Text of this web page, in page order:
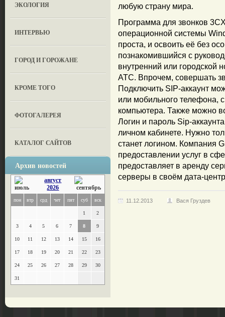
ЭКОЛОГИЯ
ИНТЕРВЬЮ
ГОРОД И ГОРОЖАНЕ
КРОМЕ ТОГО
ФОТОГАЛЕРЕЯ
КАТАЛОГ САЙТОВ
Архив новостей
август
2026
пон втр срд чет пят суб вск
1 2
3 4 5 6 7 8 9
10 11 12 13 14 15 16
17 18 19 20 21 22 23
24 25 26 27 28 29 30
31
любую страну мира.
Программа для звонков
операционной системы
проста, и освоить её без
познакомившийся с
внутренний или городской
АТС. Впрочем, совершать
Подключить SIP-аккаунт
или мобильного телефона,
компьютера. Также можно
Логин и пароль Sip-
личном кабинете. Нужно
станет логином. Компания
предоставлении услуг в
предоставляет в аренду
серверы в своём дата-
11.12.2013 Вася Груздев